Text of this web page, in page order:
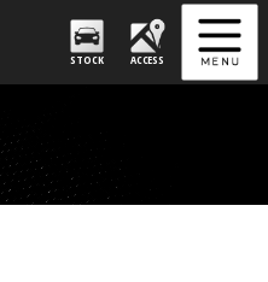
STOCK ACCESS